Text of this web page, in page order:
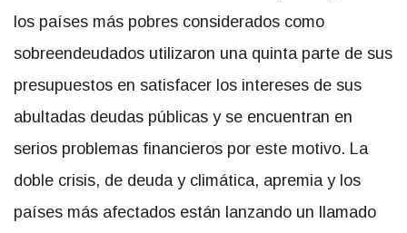
los países más pobres considerados como
sobreendeudados utilizaron una quinta parte de sus
presupuestos en satisfacer los intereses de sus
abultadas deudas públicas y se encuentran en
serios problemas financieros por este motivo. La
doble crisis, de deuda y climática, apremia y los
países más afectados están lanzando un llamado